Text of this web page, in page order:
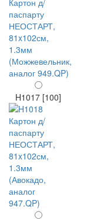
H1017 [100]